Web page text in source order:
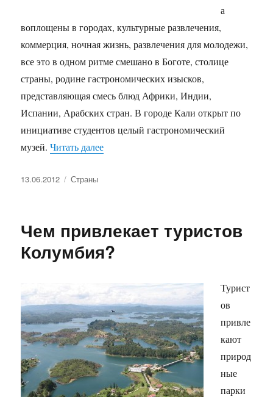
а
воплощены в городах, культурные развлечения,
коммерция, ночная жизнь, развлечения для молодежи,
все это в одном ритме смешано в Боготе, столице
страны, родине гастрономических изысков,
представляющая смесь блюд Африки, Индии,
Испании, Арабских стран. В городе Кали открыт по
инициативе студентов целый гастрономический
музей.Читать далее«Города Колумбии.»
Опубликовано
13.06.2012 Рубрики
Страны
Чем привлекает туристов
Колумбия?
Турист
ов
привле
кают
природ
ные
парки